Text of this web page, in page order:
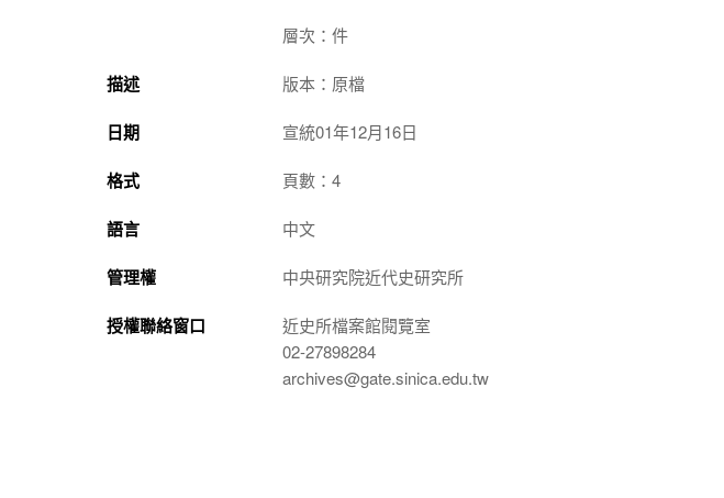
層次：件
描述 版本：原檔
日期 宣統01年12月16日
格式 頁數：4
語言 中文
管理權 中央研究院近代史研究所
授權聯絡窗口
近史所檔案館閱覽室
02-27898284
archives@gate.sinica.edu.tw